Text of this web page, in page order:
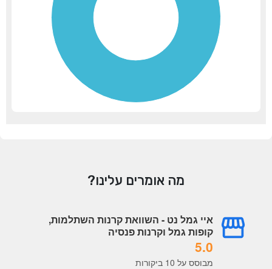
מה אומרים עלינו?
איי גמל נט - השוואת קרנות השתלמות,
קופות גמל וקרנות פנסיה
5.0
מבוסס על 10 ביקורות